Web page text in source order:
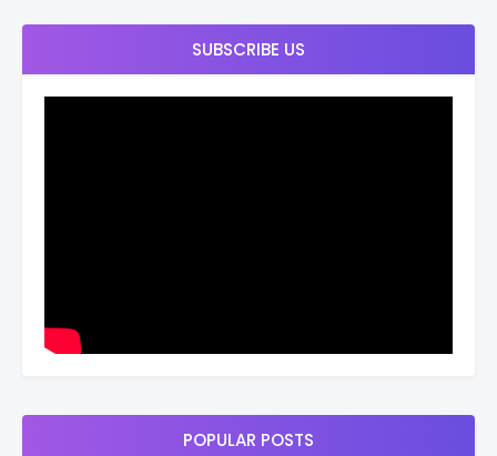
SUBSCRIBE US
POPULAR POSTS